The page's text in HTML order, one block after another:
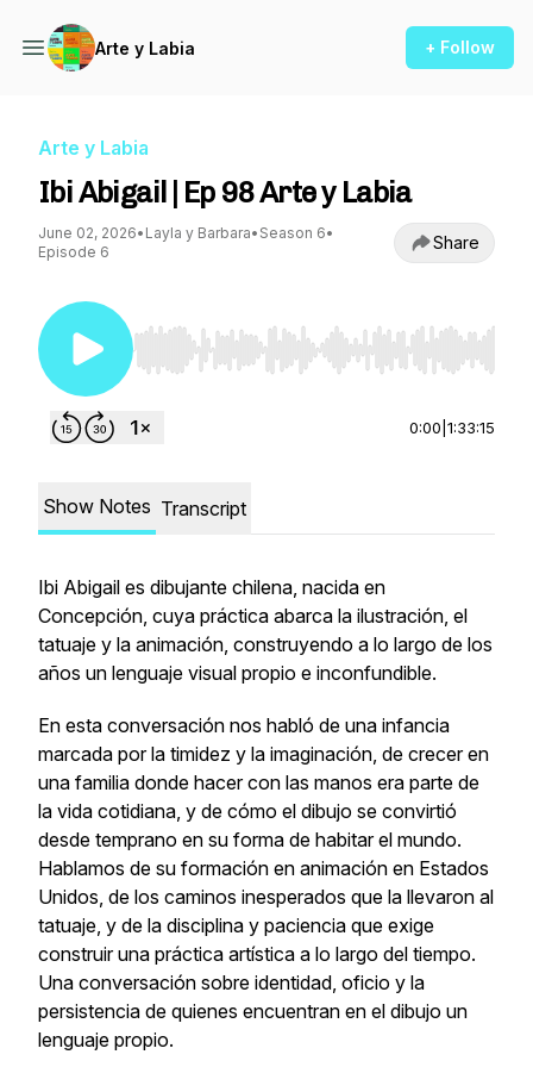
Arte y Labia + Follow
Arte y Labia
Ibi Abigail | Ep 98 Arte y Labia
June 02, 2026• Layla y Barbara• Season 6•
Episode 6
Share
Use Left/Right to seek, Home/End to jump to
0:00 1:33:15
Show Notes Transcript
Ibi Abigail es dibujante chilena, nacida en
Concepción, cuya práctica abarca la ilustración, el
tatuaje y la animación, construyendo a lo largo de los
años un lenguaje visual propio e inconfundible.
En esta conversación nos habló de una infancia
marcada por la timidez y la imaginación, de crecer en
una familia donde hacer con las manos era parte de
la vida cotidiana, y de cómo el dibujo se convirtió
desde temprano en su forma de habitar el mundo.
Hablamos de su formación en animación en Estados
Unidos, de los caminos inesperados que la llevaron al
tatuaje, y de la disciplina y paciencia que exige
construir una práctica artística a lo largo del tiempo.
Una conversación sobre identidad, oficio y la
persistencia de quienes encuentran en el dibujo un
lenguaje propio.